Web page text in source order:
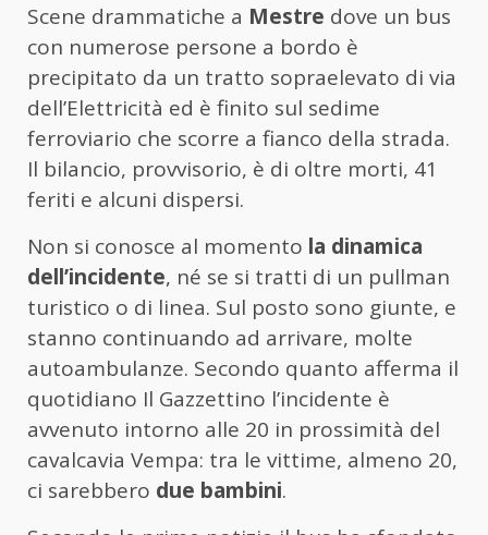
Scene drammatiche a Mestre dove un bus
con numerose persone a bordo è
precipitato da un tratto sopraelevato di via
dell’Elettricità ed è finito sul sedime
ferroviario che scorre a fianco della strada.
Il bilancio, provvisorio, è di oltre morti, 41
feriti e alcuni dispersi.
Non si conosce al momento la dinamica
dell’incidente, né se si tratti di un pullman
turistico o di linea. Sul posto sono giunte, e
stanno continuando ad arrivare, molte
autoambulanze. Secondo quanto afferma il
quotidiano Il Gazzettino l’incidente è
avvenuto intorno alle 20 in prossimità del
cavalcavia Vempa: tra le vittime, almeno 20,
ci sarebbero due bambini.